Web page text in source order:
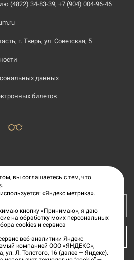
(4822) 34-83-39, +7 (904) 004-96-46
г. Тверь, ул. Советская, 5
данных
билетов
БИЛЕТ
вы соглашаетесь с тем, что
«Яндекс метрика».
кнопку «Принимаю», я даю
на обработку моих персональных
cookies и сервиса
веб-аналитики Яндекс
компанией ООО «ЯНДЕКС»,
ул. Л. Толстого, 16 (далее — Яндекс).